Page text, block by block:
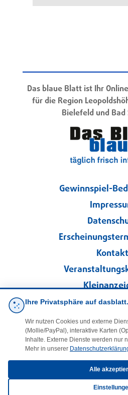
Das blaue Blatt ist Ihr
für die Region
Bielefeld und
Gewinnspiel-
Kontakt
Folgen Sie
Ihre Privatsphäre auf
Wir nutzen Cookies und externe
(Mollie/PayPal), interaktive Karten
Inhalte. Externe Dienste werden nur
Mehr in unserer
Alle